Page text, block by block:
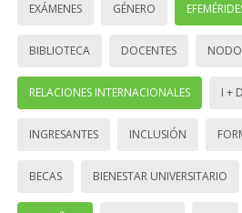
EXÁMENES GÉNERO
BIBLIOTECA DOCENTES
RELACIONES INTERNACIONALES I + D
INGRESANTES INCLUSIÓN
BECAS BIENESTAR UNIVERSITARIO